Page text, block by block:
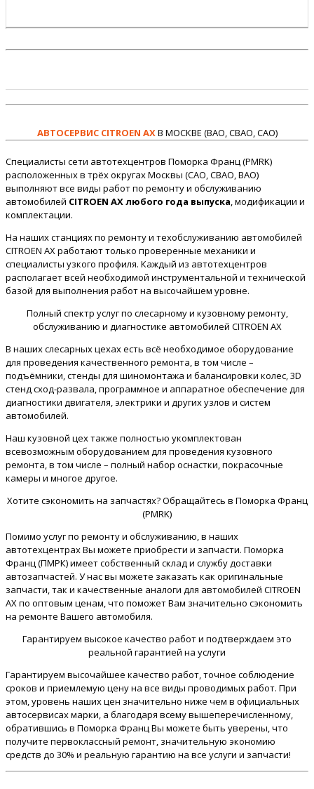
АВТОСЕРВИС CITROEN AXВ МОСКВЕ (ВАО, СВАО, САО)
Специалисты сети автотехцентров Поморка Франц (PMRK)
расположенных в трёх округах Москвы (САО, СВАО, ВАО)
выполняют все виды работ по ремонту и обслуживанию
автомобилей CITROEN AX любого года выпуска, модификации и
комплектации.
На наших станциях по ремонту и техобслуживанию автомобилей
CITROEN AX работают только проверенные механики и
специалисты узкого профиля. Каждый из автотехцентров
располагает всей необходимой инструментальной и технической
базой для выполнения работ на высочайшем уровне.
Полный спектр услуг по слесарному и кузовному ремонту,
обслуживанию и диагностике автомобилей CITROEN AX
В наших слесарных цехах есть всё необходимое оборудование
для проведения качественного ремонта, в том числе –
подъёмники, стенды для шиномонтажа и балансировки колес, 3D
стенд сход-развала, программное и аппаратное обеспечение для
диагностики двигателя, электрики и других узлов и систем
автомобилей.
Наш кузовной цех также полностью укомплектован
всевозможным оборудованием для проведения кузовного
ремонта, в том числе – полный набор оснастки, покрасочные
камеры и многое другое.
Хотите сэкономить на запчастях? Обращайтесь в Поморка Франц
(PMRK)
Помимо услуг по ремонту и обслуживанию, в наших
автотехцентрах Вы можете приобрести и запчасти. Поморка
Франц (ПМРК) имеет собственный склад и службу доставки
автозапчастей. У нас вы можете заказать как оригинальные
запчасти, так и качественные аналоги для автомобилей CITROEN
AX по оптовым ценам, что поможет Вам значительно сэкономить
на ремонте Вашего автомобиля.
Гарантируем высокое качество работ и подтверждаем это
реальной гарантией на услуги
Гарантируем высочайшее качество работ, точное соблюдение
сроков и приемлемую цену на все виды проводимых работ. При
этом, уровень наших цен значительно ниже чем в официальных
автосервисах марки, а благодаря всему вышеперечисленному,
обратившись в Поморка Франц Вы можете быть уверены, что
получите первоклассный ремонт, значительную экономию
средств до 30% и реальную гарантию на все услуги и запчасти!